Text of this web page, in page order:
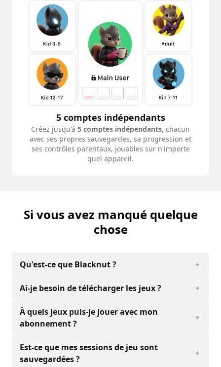
5 comptes indépendants
Créez jusqu'à 5 comptes indépendants, chacun
avec ses propres sauvegardes, sa progression et
ses contrôles parentaux, jouables sur n'importe
quel appareil.
Si vous avez manqué quelque
chose
Qu'est-ce que Blacknut ?
Ai-je besoin de télécharger les jeux ?
À quels jeux puis-je jouer avec mon
abonnement ?
Est-ce que mes sessions de jeu sont
sauvegardées ?